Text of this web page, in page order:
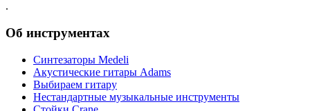
.
Об инструментах
Синтезаторы Мedeli
Акустические гитары Adams
Выбираем гитару
Нестандартные музыкальные инструменты